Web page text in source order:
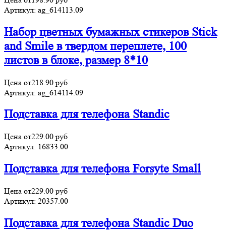
Артикул: ag_614113.09
Набор цветных бумажных стикеров Stick
and Smile в твердом переплете, 100
листов в блоке, размер 8*10
Цена от218.90 руб
Артикул: ag_614114.09
Подставка для телефона Standic
Цена от229.00 руб
Артикул: 16833.00
Подставка для телефона Forsyte Small
Цена от229.00 руб
Артикул: 20357.00
Подставка для телефона Standic Duo